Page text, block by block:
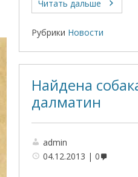
Читать дальше
Рубрики Новости
Найдена
далматин
admin
04.12.2013
0